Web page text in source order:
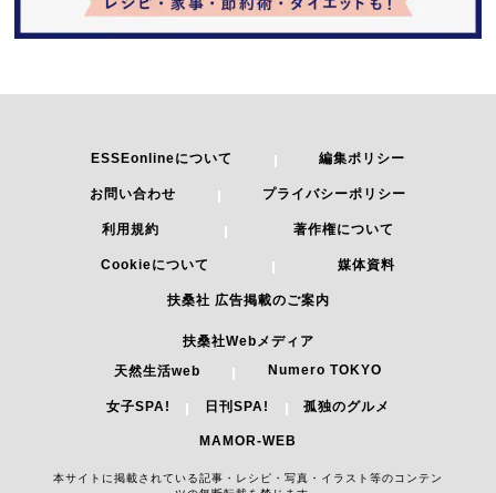
ESSEonlineについて
お問い合わせ プライバシーポリシー
利用規約 著作権について
Cookieについて
扶桑社 広告掲載のご案内